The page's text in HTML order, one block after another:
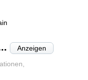
Anzeigen